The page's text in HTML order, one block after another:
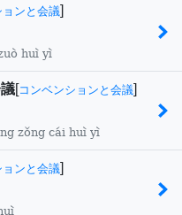
ョンと会議]
huì yì
[コンベンションと会議]
zǒng cái huì yì
ョンと会議]